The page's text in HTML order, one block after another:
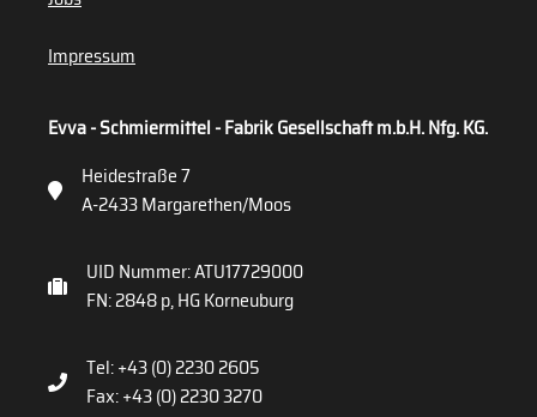
Impressum
Evva - Schmiermittel - Fabrik Gesellschaft m.b.H. Nfg. KG.
Heidestraße 7
A-2433 Margarethen/Moos
UID Nummer: ATU17729000
FN: 2848 p, HG Korneuburg
Tel: +43 (0) 2230 2605
Fax: +43 (0) 2230 3270